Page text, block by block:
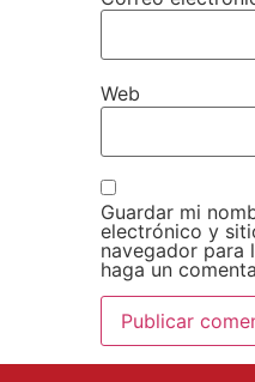
Web
Guardar mi
electrónico y
navegador para
haga un